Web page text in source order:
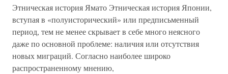
Этническая история Ямато Этническая история Японии,
вступая в «полуисторический» или предписьменный
период, тем не менее скрывает в себе много неясного
даже по основной проблеме: наличия или отсутствия
новых миграций. Согласно наиболее широко
распространенному мнению,